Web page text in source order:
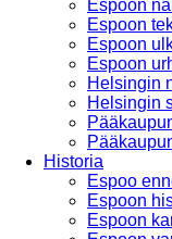
Espoon
Espoon
Espoon
Espoon
Helsingin
Helsingin
Historia
Espoo
Espoon
Espoon